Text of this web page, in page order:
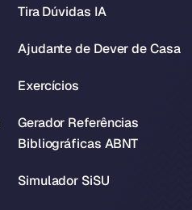
Tira Dúvidas IA
Ajudante de Dever de Casa
Exercícios
Gerador Referências
Bibliográficas ABNT
Simulador SiSU